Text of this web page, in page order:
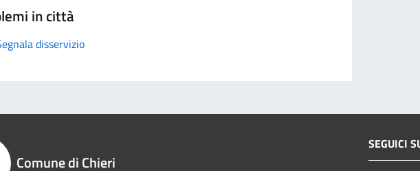
in città
disservizio
Comune di Chieri
SEGUICI